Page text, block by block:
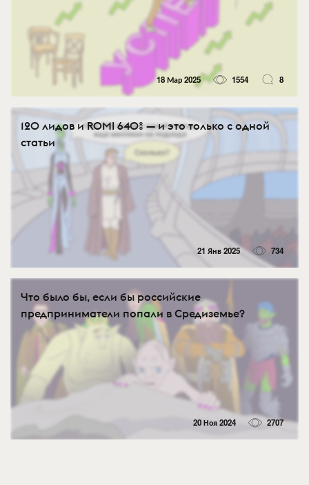
18 Мар 2025 1554 8
120 лидов и ROMI 640% — и это только с одной
статьи
21 Янв 2025 734
Что было бы, если бы российские
предприниматели попали в Средиземье?
20 Ноя 2024 2707